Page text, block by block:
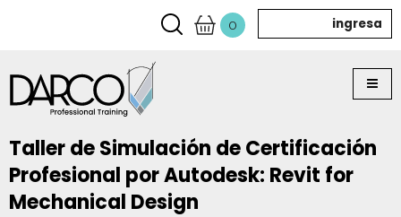
0 ingresa
Taller de Simulación de Certificación
Profesional por Autodesk: Revit for
Mechanical Design